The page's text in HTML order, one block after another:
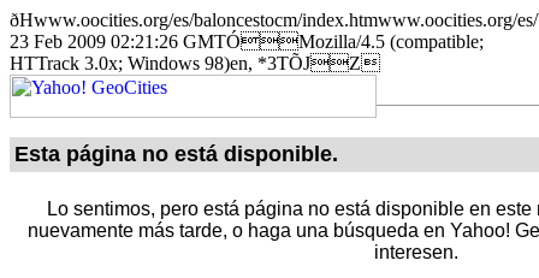
ðHwww.oocities.org/es/baloncestocm/
23 Feb 2009 02:21:26 GMTÓMozilla/4.5 (compatible;
HTTrack 3.0x; Windows 98)en, *3TÕJZ
Esta página no está disponible.
Lo sentimos, pero está página no está disponible en
nuevamente más tarde, o haga una búsqueda en Yahoo!
interesen.